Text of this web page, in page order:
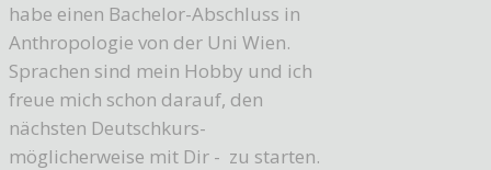
habe einen Bachelor-Abschluss in
Anthropologie von der Uni Wien.
Sprachen sind mein Hobby und ich
freue mich schon darauf, den
nächsten Deutschkurs-
möglicherweise mit Dir - zu starten.